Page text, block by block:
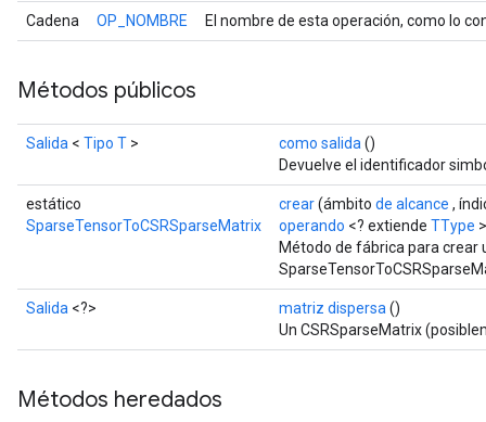
Cadena OP_NOMBRE El nombre de esta operación, como lo
Métodos públicos
Salida < Tipo T > como salida ()
Devuelve el identificador
estático
SparseTensorToCSRSparseMatrix
crear(ámbito de alcance ,
operando <? extiende TType
Método de fábrica para crear
Salida <?> matriz dispersa ()
Un CSRSparseMatrix
Métodos heredados